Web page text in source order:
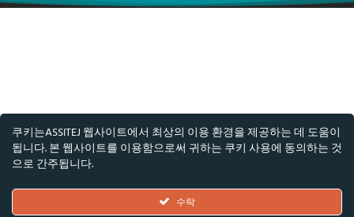
회
쿠키는ASSITEJ 웹사이트에서 최상의 이용 환경을 제공하는 데 도움이
됩니다. 본 웹사이트를 이용함으로써 귀하는 쿠키 사용에 동의하는 것
으로 간주됩니다.
수락